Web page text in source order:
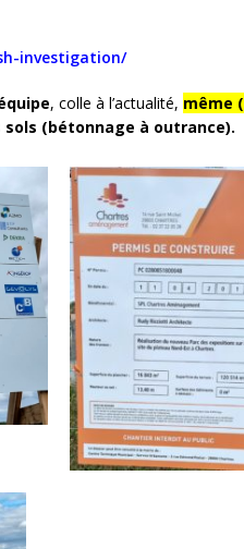
investigation/
, colle à l’actualité, même (
(bétonnage à outrance).